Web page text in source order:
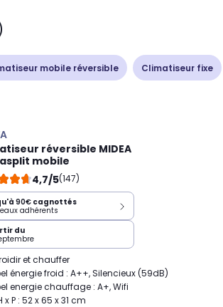
mobile réversible Climatiseur fixe
réversible MIDEA
mobile
4,7/5(147)
90€ cagnottés
adhérents
du
et chauffer
énergie froid : A++, Silencieux (59dB)
energie chauffage : A+, Wifi
x P : 52 x 65 x 31 cm